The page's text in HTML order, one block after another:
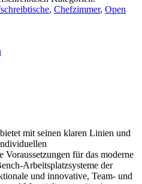
, Chefzimmer, Open
mit seinen klaren Linien und
für das moderne
Arbeitsplatzsysteme der
und innovative, Team- und